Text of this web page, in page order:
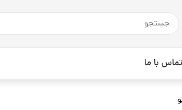
تماس با ما